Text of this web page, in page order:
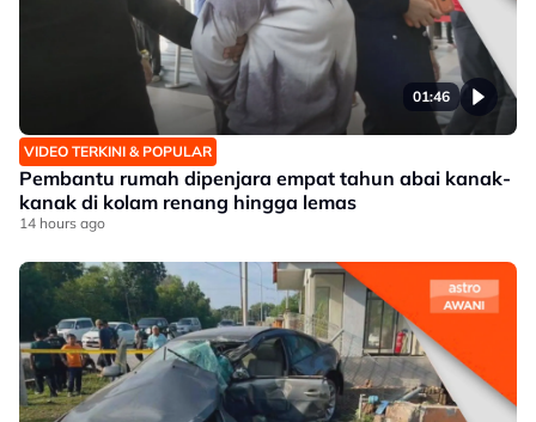
01:46
VIDEO TERKINI & POPULAR
Pembantu rumah dipenjara empat tahun abai kanak-
kanak di kolam renang hingga lemas
14 hours ago